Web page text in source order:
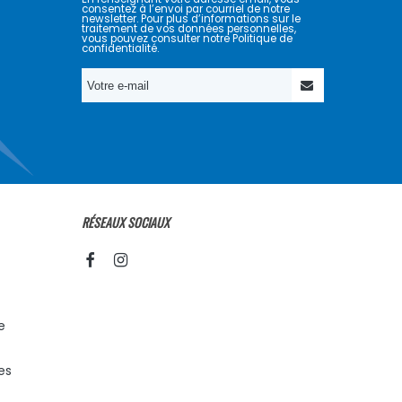
consentez à l’envoi par courriel de notre
newsletter. Pour plus d’informations sur le
traitement de vos données personnelles,
vous pouvez consulter notre Politique de
confidentialité.
RÉSEAUX SOCIAUX